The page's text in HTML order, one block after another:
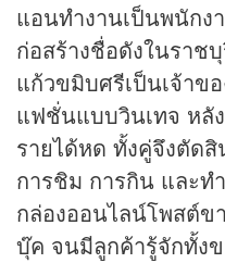
แอนทำงานเป็นพนักง
ก่อสร้างชื่อดังในราช
แก้วขมิบศรีเป็นเจ้าข
แฟชั่นแบบวินเทจ หลั
รายได้หด ทั้งคู่จึงตัด
การชิม การกิน และท
กล่องออนไลน์โพสต์ข
บุ๊ค จนมีลูกค้ารู้จักทั้ง